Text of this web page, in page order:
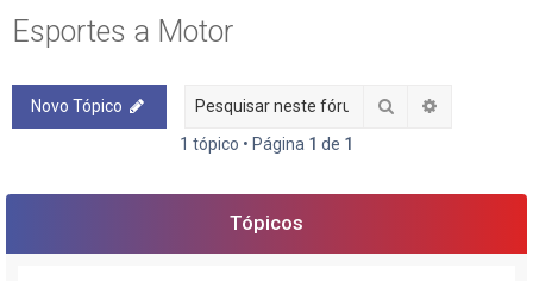
Esportes a Motor
Novo Tópico Pesquisar
1 tópico • Página 1 de 1
Tópicos